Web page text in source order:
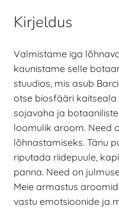
Kirjeldus
Valmistame iga
kaunistame selle
stuudios, mis asub
otse biosfääri
sojavaha ja
loomulik aroom. Need
lõhnastamiseks. Tänu
riputada riidepuule,
panna. Need on
Meie armastus
vastu emotsioonide ja